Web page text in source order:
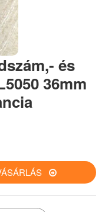
és
36mm